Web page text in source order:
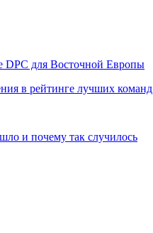
DPC для Восточной Европы
в рейтинге лучших команд
и почему так случилось